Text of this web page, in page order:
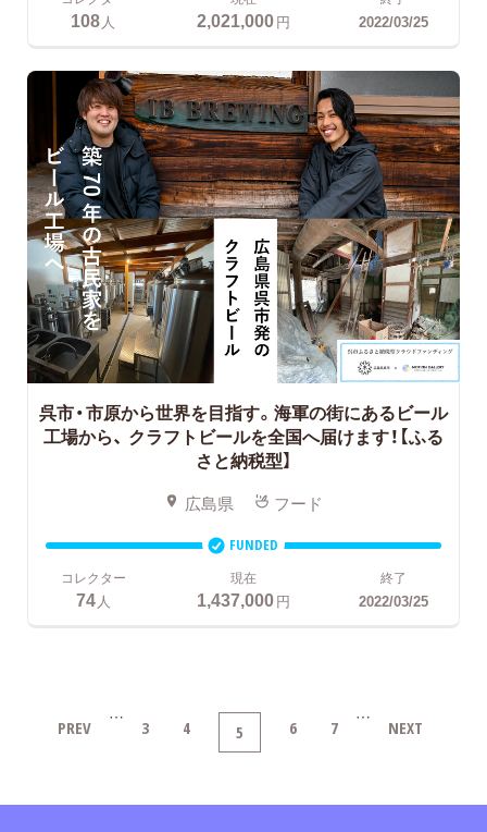
108人 2,021,000円 2022/03/25
呉市・市原から世界を目指す。海軍の街にあるビール
工場から、 クラフトビールを全国へ届けます！【ふる
さと納税型】
広島県 フード
FUNDED
コレクター
74 人
現在
1,437,000円
終了
2022/03/25
PREV … 3 4 5 6 7 … NEXT